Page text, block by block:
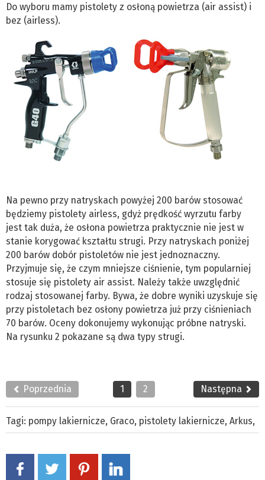
Do wyboru mamy pistolety z osłoną powietrza (air assist) i
bez (airless).
Na pewno przy natryskach powyżej 200 barów stosować
będziemy pistolety airless, gdyż prędkość wyrzutu farby
jest tak duża, że osłona powietrza praktycznie nie jest w
stanie korygować kształtu strugi. Przy natryskach poniżej
200 barów dobór pistoletów nie jest jednoznaczny.
Przyjmuje się, że czym mniejsze ciśnienie, tym popularniej
stosuje się pistolety air assist. Należy także uwzględnić
rodzaj stosowanej farby. Bywa, że dobre wyniki uzyskuje się
przy pistoletach bez osłony powietrza już przy ciśnieniach
70 barów. Oceny dokonujemy wykonując próbne natryski.
Na rysunku 2 pokazane są dwa typy strugi.
Poprzednia 1 2 Następna
Tagi: pompy lakiernicze, Graco, pistolety lakiernicze, Arkus,